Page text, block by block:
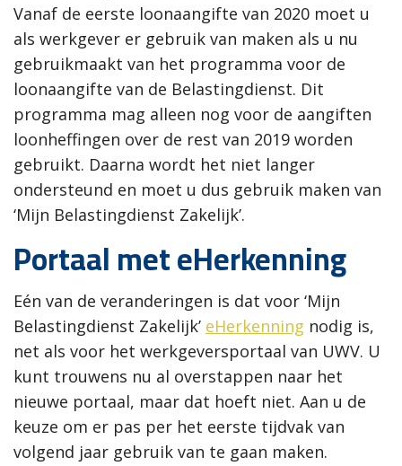
Vanaf de eerste loonaangifte van 2020 moet u
als werkgever er gebruik van maken als u nu
gebruikmaakt van het programma voor de
loonaangifte van de Belastingdienst. Dit
programma mag alleen nog voor de aangiften
loonheffingen over de rest van 2019 worden
gebruikt. Daarna wordt het niet langer
ondersteund en moet u dus gebruik maken van
‘Mijn Belastingdienst Zakelijk’.
Portaal met eHerkenning
Eén van de veranderingen is dat voor ‘Mijn
Belastingdienst Zakelijk’ eHerkenning nodig is,
net als voor het werkgeversportaal van UWV. U
kunt trouwens nu al overstappen naar het
nieuwe portaal, maar dat hoeft niet. Aan u de
keuze om er pas per het eerste tijdvak van
volgend jaar gebruik van te gaan maken.